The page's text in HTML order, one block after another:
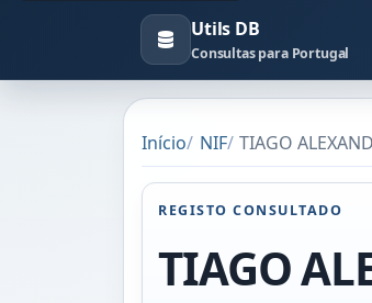
Utils DB
Consultas para Portugal
Início NIF TIAGO
REGISTO CONSULTADO
TIAGO